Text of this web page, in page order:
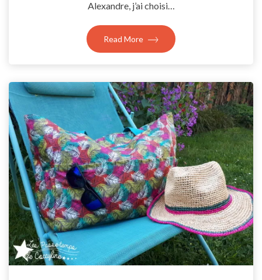
Alexandre, j’ai choisi…
Read More